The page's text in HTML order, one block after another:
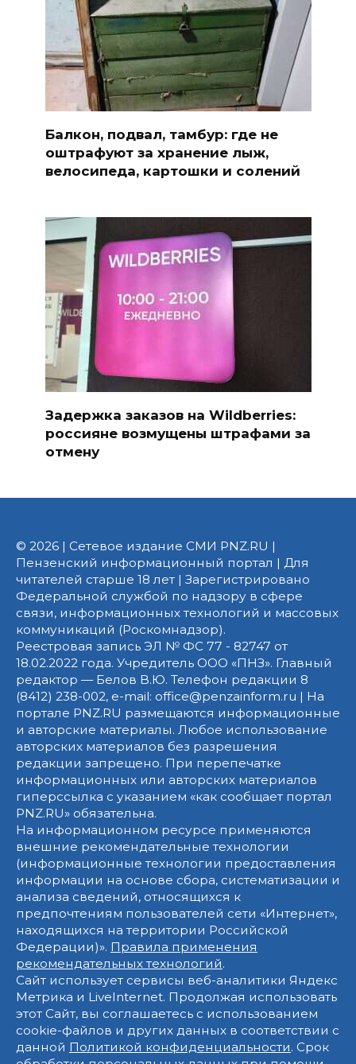
Балкон, подвал, тамбур: где не
оштрафуют за хранение лыж,
велосипеда, картошки и солений
Задержка заказов на Wildberries:
россияне возмущены штрафами за
отмену
© 2026 | Сетевое издание СМИ PNZ.RU |
Пензенский информационный портал | Для
читателей старше 18 лет | Зарегистрировано
Федеральной службой по надзору в сфере
связи, информационных технологий и массовых
коммуникаций (Роскомнадзор).
Реестровая запись ЭЛ № ФС 77 - 82747 от
18.02.2022 года. Учредитель ООО «ПНЗ». Главный
редактор — Белов В.Ю. Телефон редакции 8
(8412) 238-002, e-mail: office@penzainform.ru | На
портале PNZ.RU размещаются информационные
и авторские материалы. Любое использование
авторских материалов без разрешения
редакции запрещено. При перепечатке
информационных или авторских материалов
гиперссылка с указанием «как сообщает портал
PNZ.RU» обязательна.
На информационном ресурсе применяются
внешние рекомендательные технологии
(информационные технологии предоставления
информации на основе сбора, систематизации и
анализа сведений, относящихся к
предпочтениям пользователей сети «Интернет»,
находящихся на территории Российской
Федерации)». Правила применения
рекомендательных технологий.
Сайт использует сервисы веб-аналитики Яндекс
Метрика и LiveInternet. Продолжая использовать
этот Сайт, вы соглашаетесь с использованием
cookie-файлов и других данных в соответствии с
данной Политикой конфиденциальности. Срок